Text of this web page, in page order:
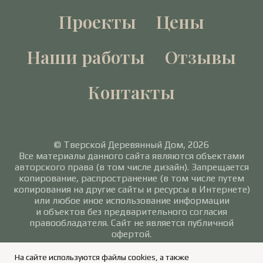
На сайте используются файлы cookies, а также
Проекты
Цены
Наши работы
Отзывы
Контакты
© Тверской Деревянный Дом, 2026
Все материалы данного сайта являются объектами
авторского права (в том числе дизайн). Запрещается
копирование, распространение (в том числе путем
копирования на другие сайты и ресурсы в Интернете)
или любое иное использование информации
и объектов без предварительного согласия
правообладателя. Сайт не является публичной
офертой.
Политика в отношении обработки персональных